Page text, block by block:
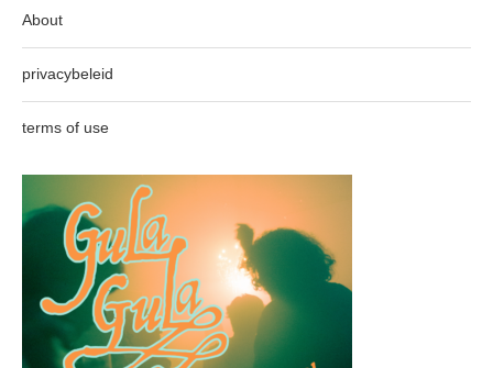
About
privacybeleid
terms of use